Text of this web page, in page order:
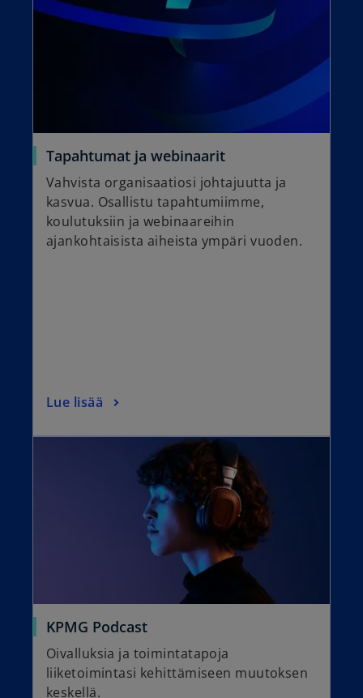
Tapahtumat ja webinaarit
Vahvista organisaatiosi johtajuutta ja
kasvua. Osallistu tapahtumiimme,
koulutuksiin ja webinaareihin
ajankohtaisista aiheista ympäri vuoden.
Lue lisää
KPMG Podcast
Oivalluksia ja toimintatapoja
liiketoimintasi kehittämiseen muutoksen
keskellä.